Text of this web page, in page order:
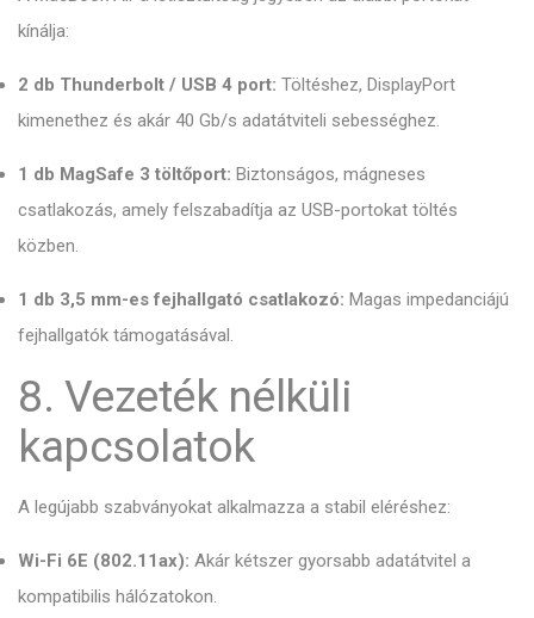
kínálja:
2 db Thunderbolt / USB 4 port: Töltéshez, DisplayPort
kimenethez és akár 40 Gb/s adatátviteli sebességhez.
1 db MagSafe 3 töltőport: Biztonságos, mágneses
csatlakozás, amely felszabadítja az USB-portokat töltés
közben.
1 db 3,5 mm-es fejhallgató csatlakozó: Magas impedanciájú
fejhallgatók támogatásával.
8. Vezeték nélküli
kapcsolatok
A legújabb szabványokat alkalmazza a stabil eléréshez:
Wi-Fi 6E (802.11ax): Akár kétszer gyorsabb adatátvitel a
kompatibilis hálózatokon.